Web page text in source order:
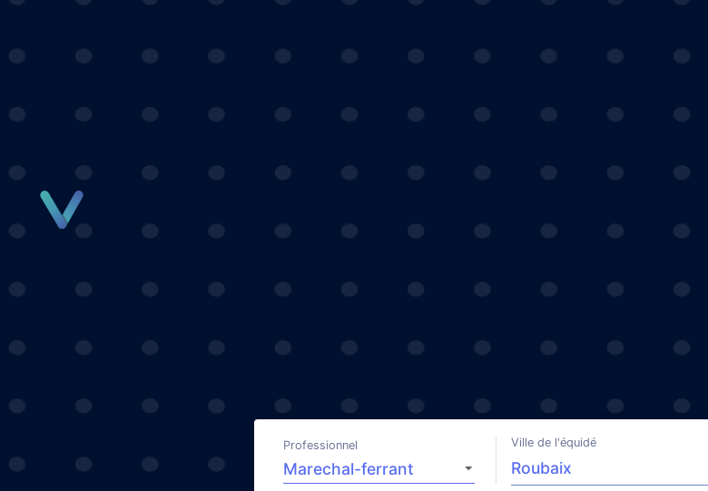
Professionnel Ville de l'équidé